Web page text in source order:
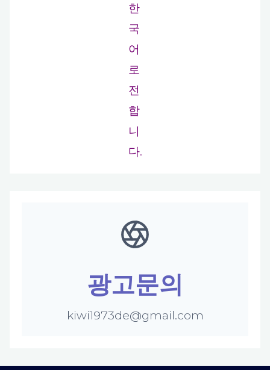
한
국
어
로
전
합
니
다.
광고문의
kiwi1973de@gmail.com